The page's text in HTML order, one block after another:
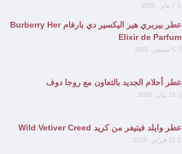
7 يناير، 2020
عطر بيربري هير اليكسير دي بارفام Burberry Her
Elixir de Parfum
5 سبتمبر، 2022
عطر أحلام الجديد بالتعاون مع روجا دوف
16 يناير، 2020
عطر وايلد فيتيفر من كريد Wild Vetiver Creed
11 فبراير، 2026